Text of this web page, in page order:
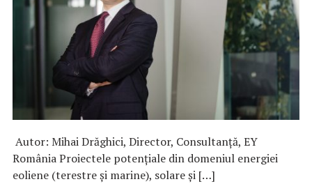
Autor: Mihai Drăghici, Director, Consultanță, EY
România Proiectele potențiale din domeniul energiei
eoliene (terestre și marine), solare și […]